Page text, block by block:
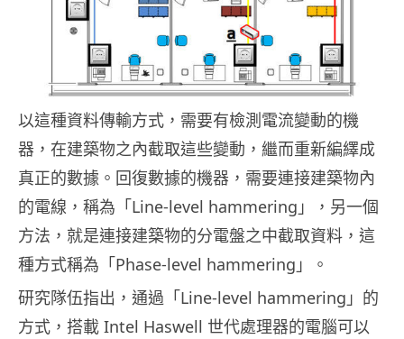
以這種資料傳輸方式，需要有檢測電流變動的機
器，在建築物之內截取這些變動，繼而重新編繹成
真正的數據。回復數據的機器，需要連接建築物內
的電線，稱為「Line-level hammering」，另一個
方法，就是連接建築物的分電盤之中截取資料，這
種方式稱為「Phase-level hammering」。
研究隊伍指出，通過「Line-level hammering」的
方式，搭載 Intel Haswell 世代處理器的電腦可以